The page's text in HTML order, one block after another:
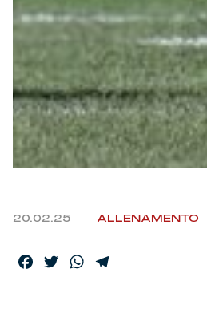
Outlet
Caffè Boasi x Genoa
Helan x Genoa
Isolani x Genoa
Fortissimo batte il mio cuor
20.02.25 ALLENAMENTO
Facebook
TwitterWhatsApp